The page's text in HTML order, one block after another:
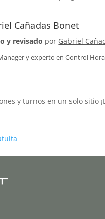
Cañadas Bonet
y revisado por Gabriel
y experto en Control
y turnos en un solo sitio